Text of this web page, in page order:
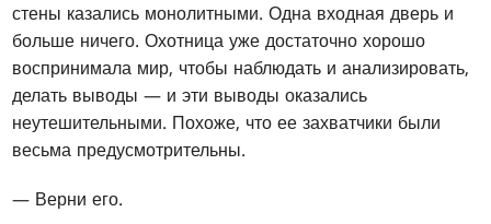
стены казались монолитными. Одна входная дверь и
больше ничего. Охотница уже достаточно хорошо
воспринимала мир, чтобы наблюдать и анализировать,
делать выводы — и эти выводы оказались
неутешительными. Похоже, что ее захватчики были
весьма предусмотрительны.
— Верни его.